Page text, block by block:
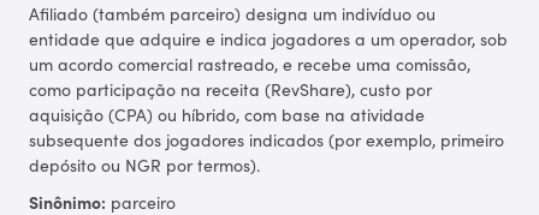
Afiliado (também parceiro) designa um indivíduo ou
entidade que adquire e indica jogadores a um operador, sob
um acordo comercial rastreado, e recebe uma comissão,
como participação na receita (RevShare), custo por
aquisição (CPA) ou híbrido, com base na atividade
subsequente dos jogadores indicados (por exemplo, primeiro
depósito ou NGR por termos).
Sinônimo: parceiro